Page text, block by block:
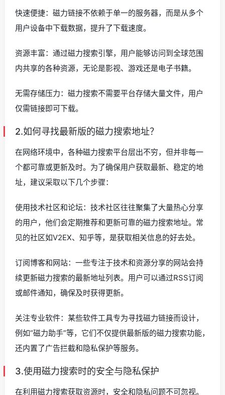
快速便捷：磁力链接不依赖于单一的服务器，而是从多个
用户设备中下载数据，提升了下载速度。
资源丰富：通过磁力搜索引擎，用户能够访问到全球范围
内共享的各种资源，无论是影视、游戏还是电子书籍。
无需存储压力：磁力搜索不需要平台存储大量文件，用户
仅需链接即可下载。
2.如何寻找最新版的磁力搜索地址？
在网络环境中，各种磁力搜索平台层出不穷，但并非每一
个都可靠或更新及时。为了确保用户获取最新、稳定的地
址，建议采取以下几个步骤：
使用技术社区和论坛：技术社区往往聚集了大量热心分享
的用户，他们会定期推荐和更新可靠的磁力搜索地址。常
见的社区如V2EX、知乎等，是获取相关信息的好去处。
订阅博客和网站：一些专注于技术和资源分享的网站会持
续更新磁力搜索的最新地址列表。用户可以通过RSS订阅
或邮件通知，确保及时获得更新。
关注专业软件：某些软件工具专为寻找磁力链接而设计，
例如“磁力助手”等，它们不仅提供最新版的磁力搜索功能，
还内置了广告拦截和隐私保护等服务。
3.使用磁力搜索时的安全与隐私保护
在利用磁力搜索获取资源时，安全和隐私问题不可忽视。